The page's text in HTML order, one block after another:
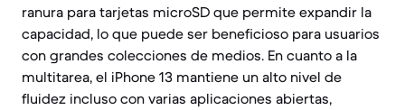
ranura para tarjetas microSD que permite expandir la
capacidad, lo que puede ser beneficioso para usuarios
con grandes colecciones de medios. En cuanto a la
multitarea, el iPhone 13 mantiene un alto nivel de
fluidez incluso con varias aplicaciones abiertas,